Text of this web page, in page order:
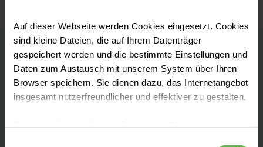
Auf dieser Webseite werden Cookies eingesetzt. Cookies
sind kleine Dateien, die auf Ihrem Datenträger
gespeichert werden und die bestimmte Einstellungen und
Daten zum Austausch mit unserem System über Ihren
Browser speichern. Sie dienen dazu, das Internetangebot
insgesamt nutzerfreundlicher und effektiver zu gestalten.
Helios MVZ Cuxhaven
Orthopädie & Unfallchirurgie, Gynäkologie,
Gefäßchirurgie